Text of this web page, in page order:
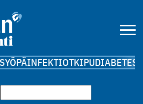
SYÖPÄINFEKTIOTKIPUDIABETES